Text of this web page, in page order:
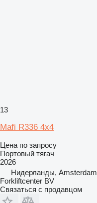
13
Mafi R336 4x4
Цена по запросу
Портовый тягач
2026
Нидерланды, Amsterdam
Forkliftcenter BV
Связаться с продавцом